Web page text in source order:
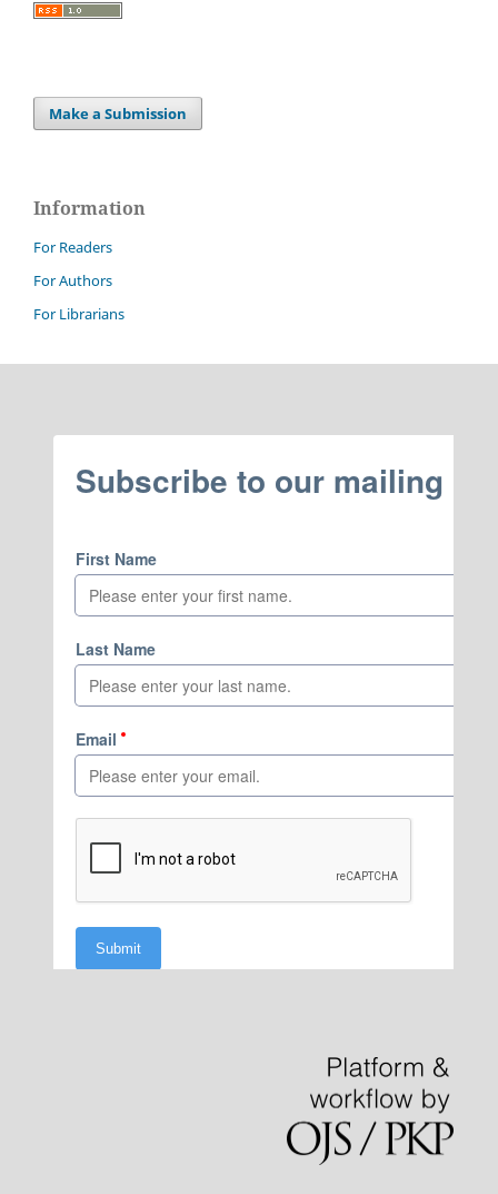
Make a Submission
Information
For Readers
For Authors
For Librarians